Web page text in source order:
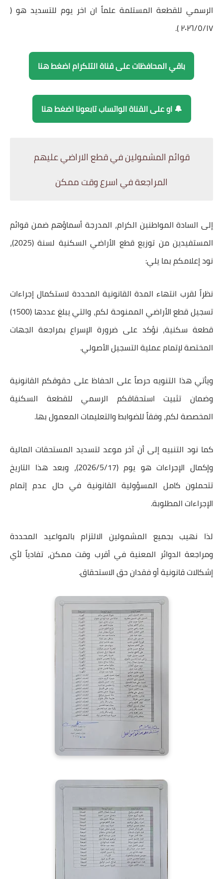
الرسمي للقطعة المستلمة علماً ان اخر يوم للتسديد هو (
٢٠٢٦/٥/١٧ ).
باقي المحافظات على قناة التلكرام اضغط هنا
🔔 او على القناة الواتساب تابعونا اضغط هنا
قوائم المشمولين في قطع الاراضي عليهم
المراجعة في اسرع وقت ممكن
إلى السادة المواطنين الكرام، المدرجة أسماؤهم ضمن قوائم
المستفيدين من توزيع قطع الأراضي السكنية لسنة (2025)،
نود إعلامكم بما يلي:
نظراً لقرب انتهاء المدة القانونية المحددة لاستكمال إجراءات
تسجيل قطع الأراضي الممنوحة لكم، والتي يبلغ عددها (1500)
قطعة سكنية، نؤكد على ضرورة الإسراع بمراجعة الجهات
المختصة لإتمام عملية التسجيل الأصولي.
ويأتي هذا التنويه حرصاً على الحفاظ على حقوقكم القانونية
وضمان تثبيت استحقاقكم الرسمي للقطعة السكنية
المخصصة لكم، وفقاً للضوابط والتعليمات المعمول بها.
كما نود التنبيه إلى أن آخر موعد لتسديد المستحقات المالية
وإكمال الإجراءات هو يوم(2026/5/17)
، وبعد هذا التاريخ
تتحملون كامل المسؤولية القانونية في حال عدم إتمام
الإجراءات المطلوبة.
لذا نهيب بجميع المشمولين الالتزام بالمواعيد المحددة
ومراجعة الدوائر المعنية في أقرب وقت ممكن، تفادياً لأي
إشكالات قانونية أو فقدان حق الاستحقاق.